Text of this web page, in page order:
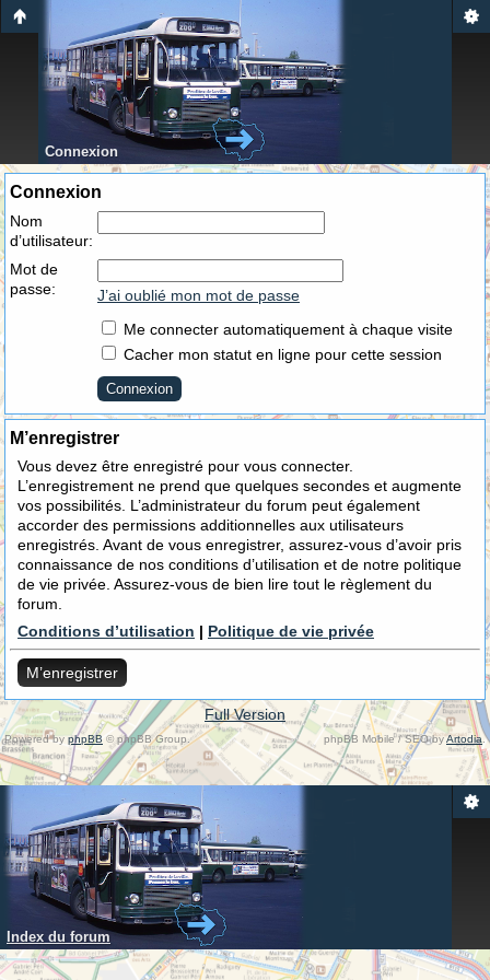
Connexion
Connexion
Nom
d’utilisateur:
Mot de
passe:
J’ai oublié mon mot de passe
Me connecter automatiquement à chaque visite
Cacher mon statut en ligne pour cette session
M’enregistrer
Vous devez être enregistré pour vous connecter.
L’enregistrement ne prend que quelques secondes et augmente
vos possibilités. L’administrateur du forum peut également
accorder des permissions additionnelles aux utilisateurs
enregistrés. Avant de vous enregistrer, assurez-vous d’avoir pris
connaissance de nos conditions d’utilisation et de notre politique
de vie privée. Assurez-vous de bien lire tout le règlement du
forum.
Conditions d’utilisation | Politique de vie privée
M’enregistrer
Full Version
Powered byphpBB © phpBB Group. phpBB Mobile / SEO byArtodia .
Index du forum